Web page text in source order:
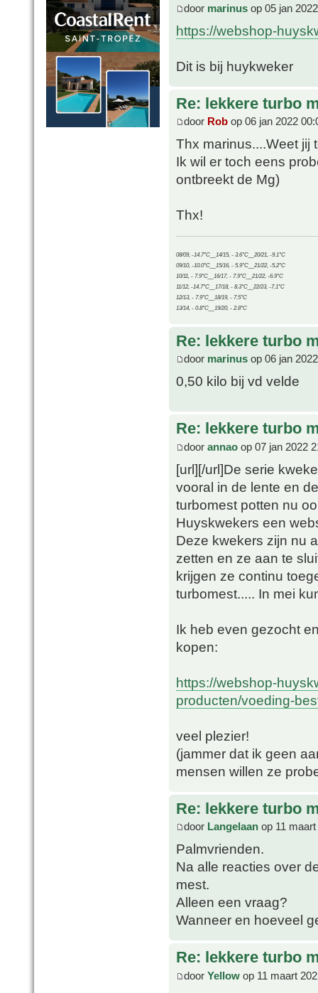
door marinus op 05 jan
https://webshop-
Dit is bij huykweker
Re: lekkere turbo
door Rob op 06 jan 2022
Thx marinus....Weet jij
Ik wil er toch eens
ontbreekt de Mg)
Thx!
08/09, -14.7°C__14/15, - 3.6°C__20/21, -9.1°C
09/10, -10.0°C__15/16, - 5.9°C__21/22, -5.2°C
10/11, - 7.9°C__16/17, - 7.9°C__21/22, -6.9°C
11/12, -14.7°C__17/18, - 8.3°C__22/23, -7.1°C
12/13, - 7.9°C__18/19, - 7.5°C
13/14, - 0.8°C__19/20, - 2.8°C
Re: lekkere turbo
door marinus op 06 jan
0,50 kilo bij vd velde
Re: lekkere turbo
door annao op 07 jan 2022
[url][/url]De serie
vooral in de lente en
turbomest potten nu
Huyskwekers een
Deze kwekers zijn nu
zetten en ze aan te
krijgen ze continu
turbomest..... In mei
Ik heb even gezocht
kopen:
https://webshop-
producten/voeding-
veel plezier!
(jammer dat ik geen
mensen willen ze
Re: lekkere turbo
door Langelaan op 11
Palmvrienden.
Na alle reacties over
mest.
Alleen een vraag?
Wanneer en hoeveel
Re: lekkere turbo
door Yellow op 11 maart